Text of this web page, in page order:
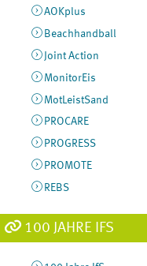
AOKplus
Beachhandball
Joint Action
MonitorEis
MotLeistSand
PROCARE
PROGRESS
PROMOTE
REBS
100 JAHRE IFS